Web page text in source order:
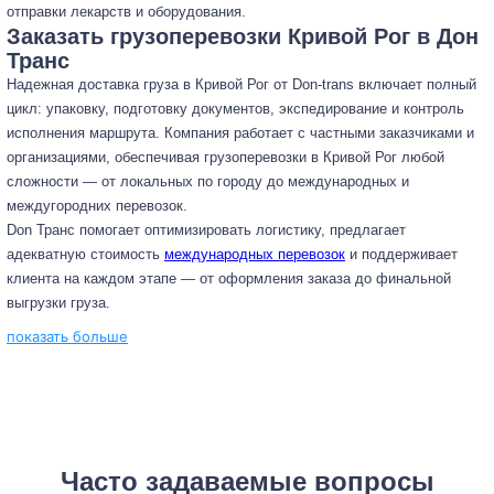
отправки лекарств и оборудования.
Заказать грузоперевозки Кривой Рог в Дон
Транс
Надежная доставка груза в Кривой Рог от Don-trans включает полный
цикл: упаковку, подготовку документов, экспедирование и контроль
исполнения маршрута. Компания работает с частными заказчиками и
организациями, обеспечивая грузоперевозки в Кривой Рог любой
сложности — от локальных по городу до международных и
междугородних перевозок.
Don Транс помогает оптимизировать логистику, предлагает
адекватную стоимость международных перевозок и поддерживает
клиента на каждом этапе — от оформления заказа до финальной
выгрузки груза.
показать больше
Часто задаваемые вопросы